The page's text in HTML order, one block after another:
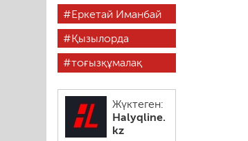
Еркетай Иманбай
Қызылорда
тоғызқұмалақ
Жүктеген:
Halyqline.
kz